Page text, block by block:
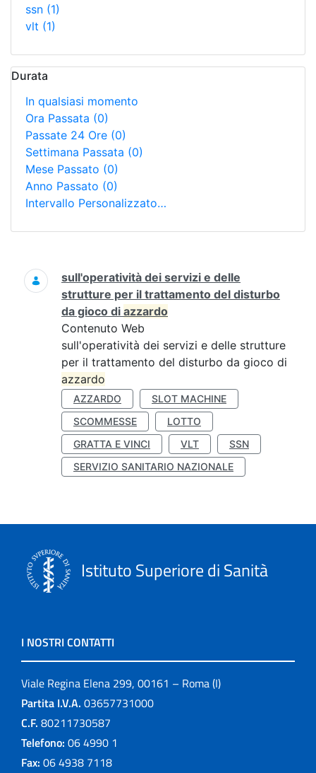
ssn (1)
vlt (1)
Durata
In qualsiasi momento
Ora Passata (0)
Passate 24 Ore (0)
Settimana Passata (0)
Mese Passato (0)
Anno Passato (0)
Intervallo Personalizzato…
Ricerca
sull'operatività dei servizi e delle
strutture per il trattamento del disturbo
da gioco di azzardo
Contenuto Web
sull'operatività dei servizi e delle strutture
per il trattamento del disturbo da gioco di
azzardo
AZZARDO
SLOT MACHINE
SCOMMESSE
LOTTO
GRATTA E VINCI
VLT
SSN
SERVIZIO SANITARIO NAZIONALE
Istituto Superiore di Sanità
I NOSTRI CONTATTI
Viale Regina Elena 299, 00161 – Roma (I)
Partita I.V.A. 03657731000
C.F. 80211730587
Telefono: 06 4990 1
Fax: 06 4938 7118